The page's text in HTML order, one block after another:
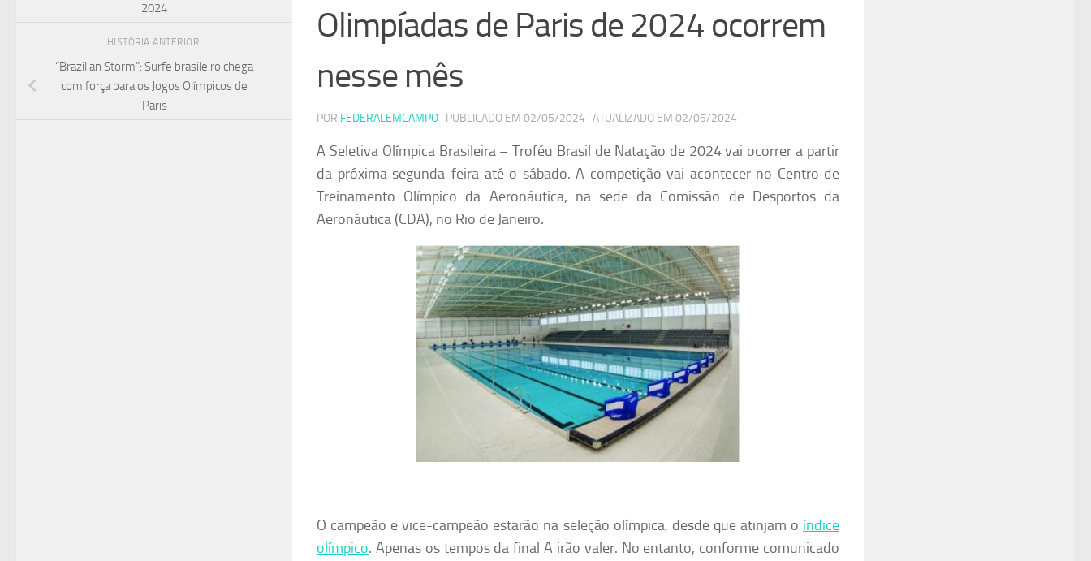
Olimpíadas de Paris de 2024 ocorrem
nesse mês
POR FEDERALEMCAMPO · PUBLICADO EM 02/05/2024 · ATUALIZADO EM 02/05/2024
A Seletiva Olímpica Brasileira – Troféu Brasil de Natação de 2024 vai ocorrer a partir
da próxima segunda-feira até o sábado. A competição vai acontecer no Centro de
Treinamento Olímpico da Aeronáutica, na sede da Comissão de Desportos da
Aeronáutica (CDA), no Rio de Janeiro.
O campeão e vice-campeão estarão na seleção olímpica, desde que atinjam o índice
olímpico. Apenas os tempos da final A irão valer. No entanto, conforme comunicado
2024
HISTÓRIA ANTERIOR
“Brazilian Storm”: Surfe brasileiro chega
com força para os Jogos Olímpicos de
Paris